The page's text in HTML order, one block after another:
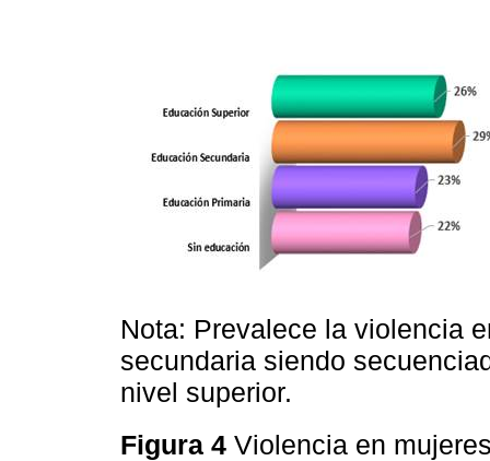
Nota: Prevalece la violencia
secundaria siendo
nivel superior.
Figura 4 Violencia en